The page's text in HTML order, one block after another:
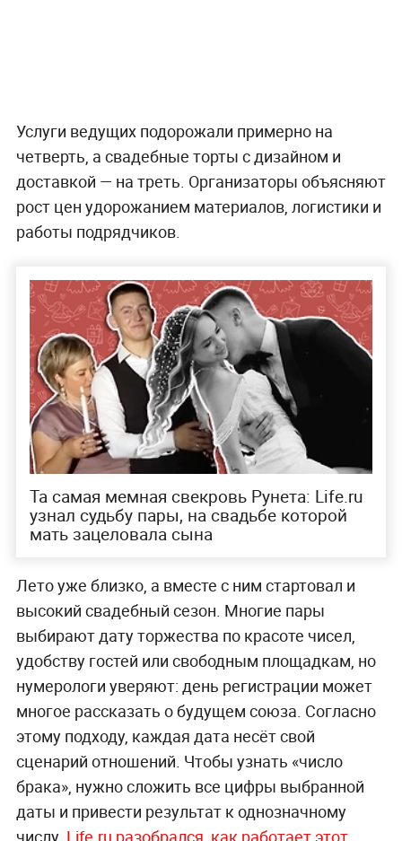
Услуги ведущих подорожали примерно на
четверть, а свадебные торты с дизайном и
доставкой — на треть. Организаторы объясняют
рост цен удорожанием материалов, логистики и
работы подрядчиков.
Та самая мемная свекровь Рунета: Life.ru
узнал судьбу пары, на свадьбе которой
мать зацеловала сына
Лето уже близко, а вместе с ним стартовал и
высокий свадебный сезон. Многие пары
выбирают дату торжества по красоте чисел,
удобству гостей или свободным площадкам, но
нумерологи уверяют: день регистрации может
многое рассказать о будущем союза. Согласно
этому подходу, каждая дата несёт свой
сценарий отношений. Чтобы узнать «число
брака», нужно сложить все цифры выбранной
даты и привести результат к однозначному